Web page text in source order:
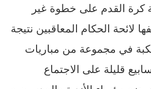
كرة القدم على خطوة غير
لائحة الحكام المعاقبين نتيجة
في مجموعة من مباريات
قليلة على الاجتماع